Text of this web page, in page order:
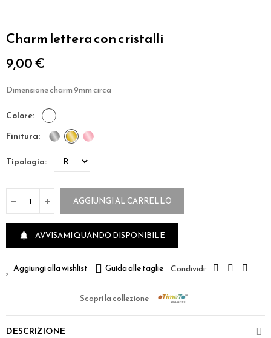
Charm lettera con cristalli
9,00 €
Dimensione charm 9mm circa
colore
finitura
tipologia
AGGIUNGI AL CARRELLO
 AVVISAMI QUANDO DISPONIBILE
Aggiungi alla wishlist Guida alle taglie
Scopri la collezione
DESCRIZIONE